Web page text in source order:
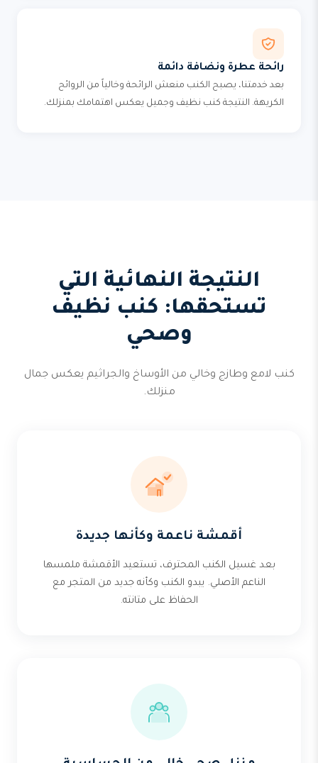
رائحة عطرة ونضافة دائمة
بعد خدمتنا، يصبح الكنب منعش الرائحة وخالياً من الروائح
الكريهة. النتيجة كنب نظيف وجميل يعكس اهتمامك بمنزلك.
النتيجة النهائية التي
تستحقها: كنب نظيف
وصحي
كنب لامع وطازج وخالي من الأوساخ والجراثيم يعكس جمال
منزلك.
أقمشة ناعمة وكأنها جديدة
بعد غسيل الكنب المحترف، تستعيد الأقمشة ملمسها
الناعم الأصلي. يبدو الكنب وكأنه جديد من المتجر مع
الحفاظ على متانته.